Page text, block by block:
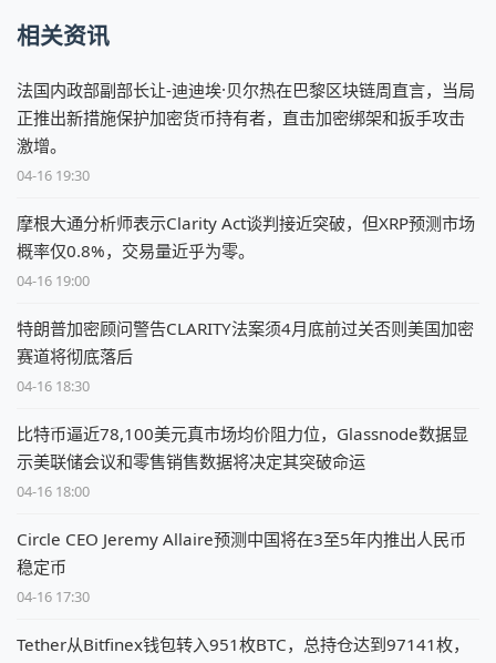
相关资讯
法国内政部副部长让-迪迪埃·贝尔热在巴黎区块链周直言，当局
正推出新措施保护加密货币持有者，直击加密绑架和扳手攻击
激增。
04-16 19:30
摩根大通分析师表示Clarity Act谈判接近突破，但XRP预测市场
概率仅0.8%，交易量近乎为零。
04-16 19:00
特朗普加密顾问警告CLARITY法案须4月底前过关否则美国加密
赛道将彻底落后
04-16 18:30
比特币逼近78,100美元真市场均价阻力位，Glassnode数据显
示美联储会议和零售销售数据将决定其突破命运
04-16 18:00
Circle CEO Jeremy Allaire预测中国将在3至5年内推出人民币
稳定币
04-16 17:30
Tether从Bitfinex钱包转入951枚BTC，总持仓达到97141枚，